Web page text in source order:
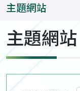
主題網站
主題網站